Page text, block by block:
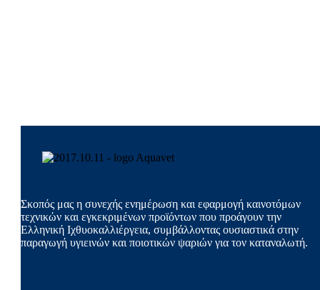
Σκοπός μας η συνεχής ενημέρωση και εφαρμογή καινοτόμων
τεχνικών και εγκεκριμένων προϊόντων που προάγουν την
Ελληνική Ιχθυοκαλλιέργεια, συμβάλλοντας ουσιαστικά στην
παραγωγή υγιεινών και ποιοτικών ψαριών για τον καταναλωτή.